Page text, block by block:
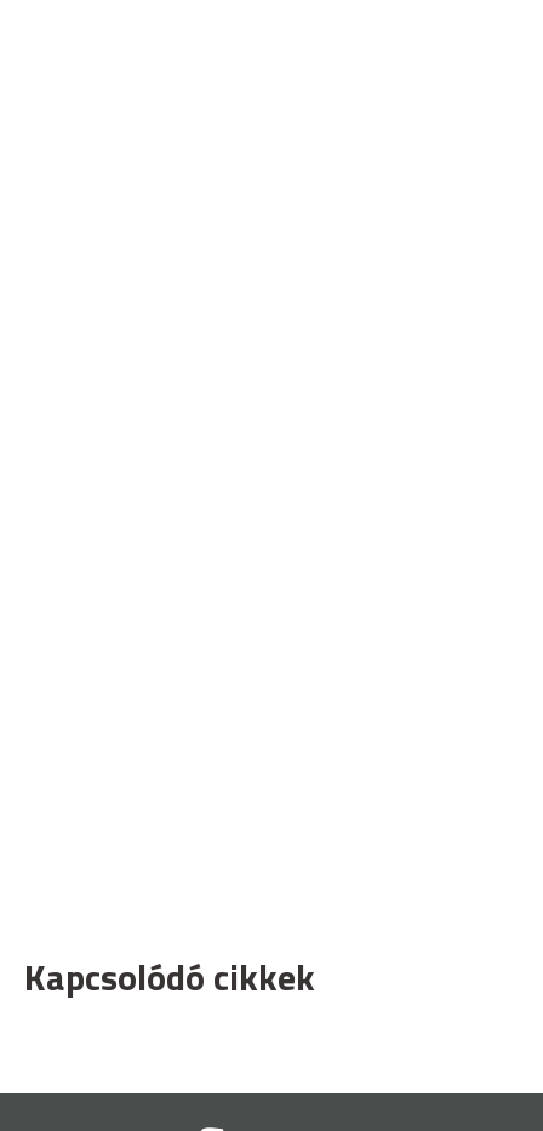
Kapcsolódó cikkek